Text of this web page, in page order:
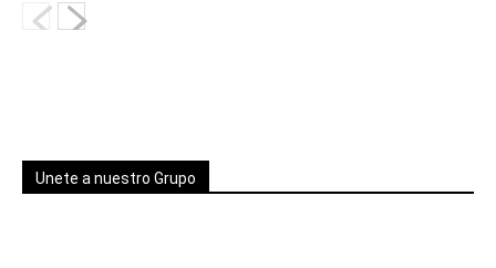
Unete a nuestro Grupo